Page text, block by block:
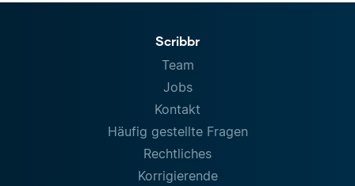
Scribbr
Team
Jobs
Kontakt
Häufig gestellte Fragen
Rechtliches
Korrigierende